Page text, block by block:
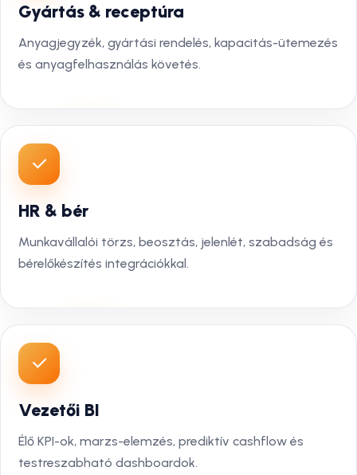
Gyártás & receptúra
Anyagjegyzék, gyártási rendelés, kapacitás-ütemezés
és anyagfelhasználás követés.
HR & bér
Munkavállalói törzs, beosztás, jelenlét, szabadság és
bérelőkészítés integrációkkal.
Vezetői BI
Élő KPI-ok, marzs-elemzés, prediktív cashflow és
testreszabható dashboardok.